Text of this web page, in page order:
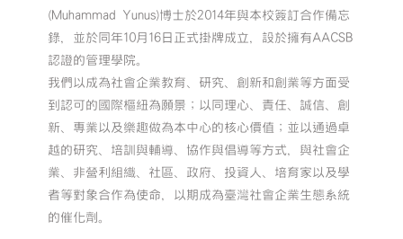
(Muhammad Yunus)博士於2014年與本校簽訂合作備忘
錄，並於同年10月16日正式掛牌成立，設於擁有AACSB
認證的管理學院。
我們以成為社會企業教育、研究、創新和創業等方面受
到認可的國際樞紐為願景；以同理心、責任、誠信、創
新、專業以及樂趣做為本中心的核心價值；並以通過卓
越的研究、培訓與輔導、協作與倡導等方式，與社會企
業、非營利組織、社區、政府、投資人、培育家以及學
者等對象合作為使命，以期成為臺灣社會企業生態系統
的催化劑。